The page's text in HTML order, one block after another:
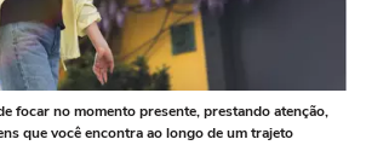
focar no momento presente, prestando atenção,
que você encontra ao longo de um trajeto